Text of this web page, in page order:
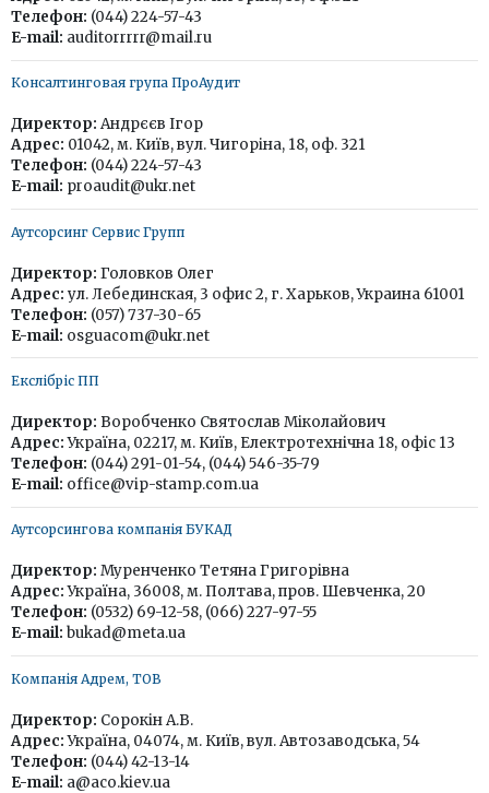
Телефон: (044) 224-57-43
E-mail: auditorrrrr@mail.ru
Консалтинговая група ПроАудит
Директор: Андрєєв Ігор
Адрес: 01042, м. Київ, вул. Чигоріна, 18, оф. 321
Телефон: (044) 224-57-43
E-mail: proaudit@ukr.net
Аутсорсинг Сервис Групп
Директор: Головков Олег
Адрес: ул. Лебединская, 3 офис 2, г. Харьков, Украина 61001
Телефон: (057) 737-30-65
E-mail: osguacom@ukr.net
Екслібріс ПП
Директор: Воробченко Святослав Міколайович
Адрес:Україна, 02217, м. Київ, Електротехнічна 18, офіс 13
Телефон: (044) 291-01-54, (044) 546-35-79
E-mail: office@vip-stamp.com.ua
Аутсорсингова компанія БУКАД
Директор: Муренченко Тетяна Григорівна
Адрес:Україна, 36008, м. Полтава, пров. Шевченка, 20
Телефон: (0532) 69-12-58, (066) 227-97-55
E-mail: bukad@meta.ua
Компанія Адрем, ТОВ
Директор: Сорокін А.В.
Адрес:Україна, 04074, м. Київ, вул. Автозаводська, 54
Телефон: (044) 42-13-14
E-mail: a@aco.kiev.ua